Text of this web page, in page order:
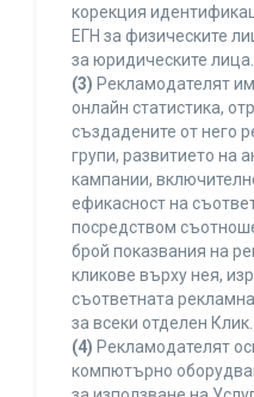
корекция
ЕГН за физическите
за юридическите лица.
(3) Рекламодателят
онлайн статистика,
създадените от него
групи, развитието на
кампании,
ефикасност на
посредством
брой показвания на
кликове върху нея,
съответната
за всеки отделен Клик.
(4) Рекламодателят
компютърно